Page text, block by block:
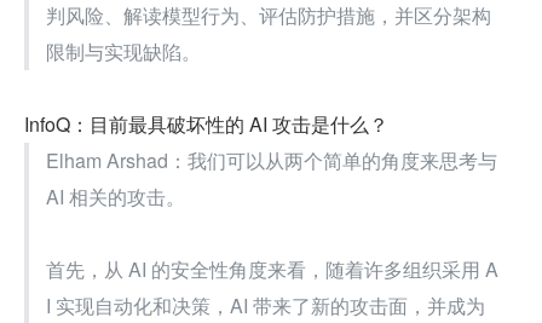
判风险、解读模型行为、评估防护措施，并区分架构
限制与实现缺陷。
InfoQ：目前最具破坏性的 AI 攻击是什么？
Elham Arshad：我们可以从两个简单的角度来思考与
AI 相关的攻击。
首先，从 AI 的安全性角度来看，随着许多组织采用 A
I 实现自动化和决策，AI 带来了新的攻击面，并成为